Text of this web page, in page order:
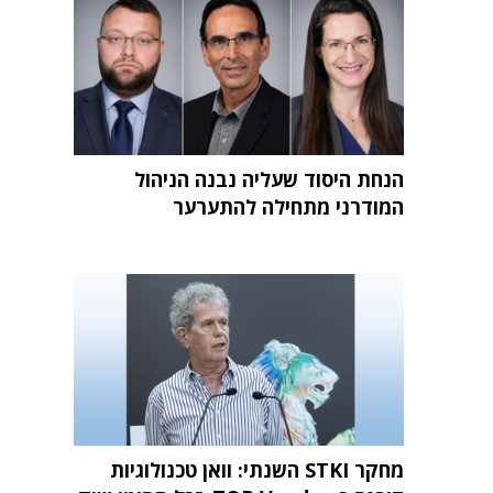
הנחת היסוד שעליה נבנה הניהול
המודרני מתחילה להתערער
מחקר STKI השנתי: וואן טכנולוגיות